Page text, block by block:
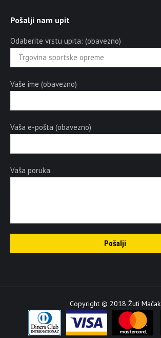
Pošalji nam upit
Odaberite vrstu upita: (obavezno)
Vaše ime (obavezno)
Vaša e-pošta (obavezno)
Vaša poruka
Copyright © 2018 Žuti Mačak